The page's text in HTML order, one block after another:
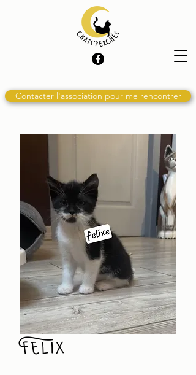
Contacter l'association pour me rencontrer
Felix